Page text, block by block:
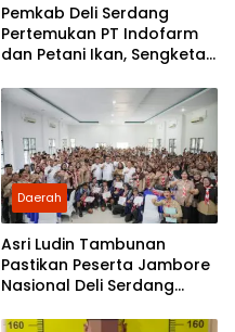
Pemkab Deli Serdang
Pertemukan PT Indofarm
dan Petani Ikan, Sengketa
Daerah
Asri Ludin Tambunan
Pastikan Peserta Jambore
Nasional Deli Serdang
Biaya